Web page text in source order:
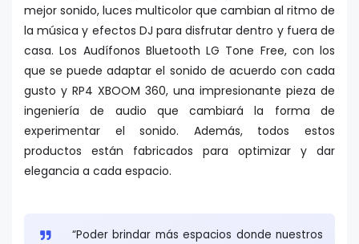
mejor sonido, luces multicolor que cambian al ritmo de
la música y efectos DJ para disfrutar dentro y fuera de
casa. Los Audífonos Bluetooth LG Tone Free, con los
que se puede adaptar el sonido de acuerdo con cada
gusto y RP4 XBOOM 360, una impresionante pieza de
ingeniería de audio que cambiará la forma de
experimentar el sonido. Además, todos estos
productos están fabricados para optimizar y dar
elegancia a cada espacio.
“Poder brindar más espacios donde nuestros